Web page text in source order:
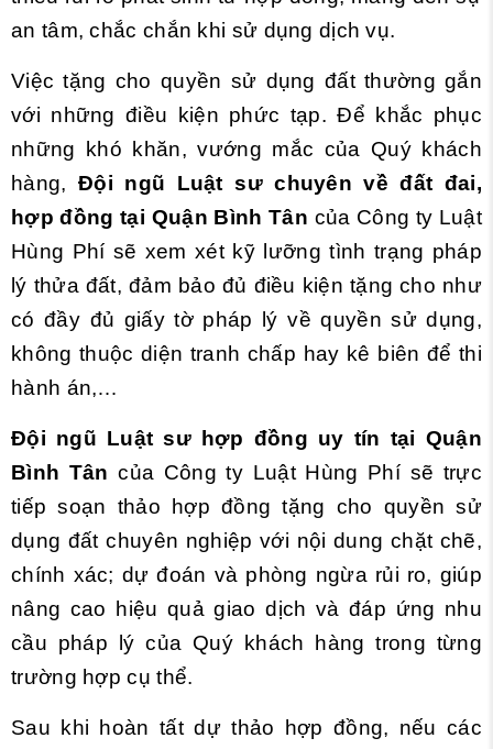
an tâm, chắc chắn khi sử dụng dịch vụ.
Việc tặng cho quyền sử dụng đất thường gắn
với những điều kiện phức tạp. Để khắc phục
những khó khăn, vướng mắc của Quý khách
hàng, Đội ngũ Luật sư chuyên về đất đai,
hợp đồng tại Quận Bình Tân của Công ty Luật
Hùng Phí sẽ xem xét kỹ lưỡng tình trạng pháp
lý thửa đất, đảm bảo đủ điều kiện tặng cho như
có đầy đủ giấy tờ pháp lý về quyền sử dụng,
không thuộc diện tranh chấp hay kê biên để thi
hành án,…
Đội ngũ Luật sư hợp đồng uy tín tại Quận
Bình Tâncủa Công ty Luật Hùng Phí sẽ trực
tiếp soạn thảo hợp đồng tặng cho quyền sử
dụng đất chuyên nghiệp với nội dung chặt chẽ,
chính xác; dự đoán và phòng ngừa rủi ro, giúp
nâng cao hiệu quả giao dịch và đáp ứng nhu
cầu pháp lý của Quý khách hàng trong từng
trường hợp cụ thể.
Sau khi hoàn tất dự thảo hợp đồng, nếu các